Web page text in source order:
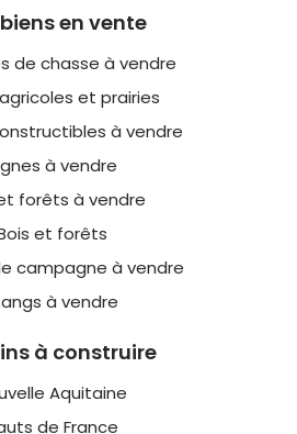
en vente
de chasse à vendre
et prairies
à vendre
à vendre
forêts à vendre
et forêts
campagne à vendre
à vendre
à construire
Aquitaine
de France